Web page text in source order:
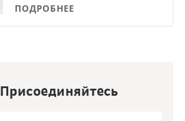
ПОДРОБНЕЕ
Присоединяйтесь